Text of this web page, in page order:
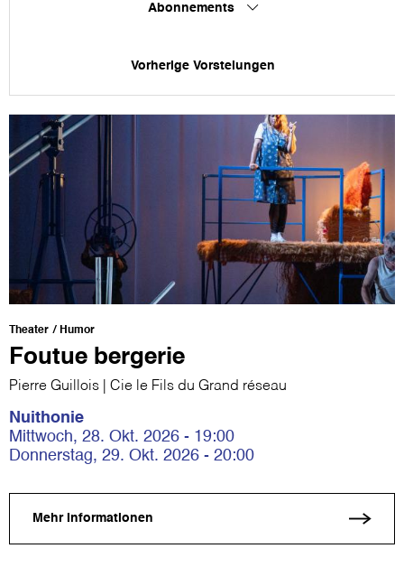
Abonnements
Vorherige Vorstelungen
Theater Humor
Foutue bergerie
Pierre Guillois | Cie le Fils du Grand réseau
Nuithonie
Mittwoch, 28. Okt. 2026 - 19:00
Donnerstag, 29. Okt. 2026 - 20:00
Mehr Informationen